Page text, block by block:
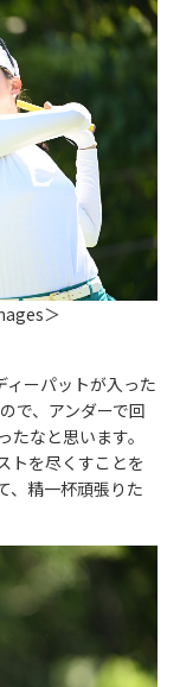
＞
ィーパットが入った
で、アンダーで回
なと思います。
トを尽くすことを
、精一杯頑張りた